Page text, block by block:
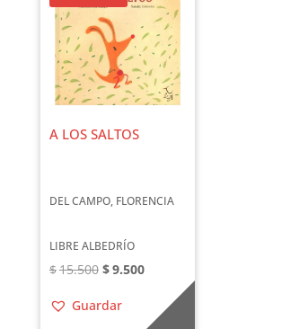
A LOS SALTOS
DEL CAMPO, FLORENCIA
LIBRE ALBEDRÍO
$15.500 El
original
$9.500El
precio
actual
Guardar